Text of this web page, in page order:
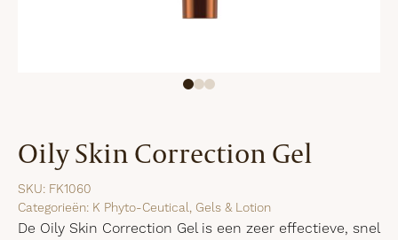
Oily Skin Correction Gel
De Oily Skin Correction Gel is een zeer effectieve, snel
SKU: FK1060
Categorieën: K Phyto-Ceutical, Gels & Lotion